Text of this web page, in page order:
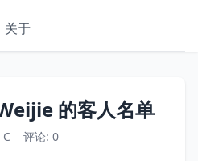
关于
的客人名单
C 评论: 0